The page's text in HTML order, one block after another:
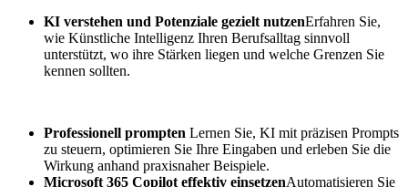
KI verstehen und Potenziale gezielt nutzenErfahren Sie,
wie Künstliche Intelligenz Ihren Berufsalltag sinnvoll
unterstützt, wo ihre Stärken liegen und welche Grenzen Sie
kennen sollten.
Professionell prompten Lernen Sie, KI mit präzisen Prompts
zu steuern, optimieren Sie Ihre Eingaben und erleben Sie die
Wirkung anhand praxisnaher Beispiele.
Microsoft 365 Copilot effektiv einsetzenAutomatisieren Sie